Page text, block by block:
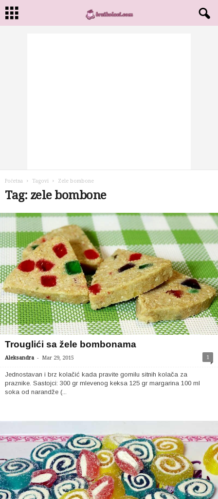
Početna Tagovi Zele bombone
Tag: zele bombone
Trouglići sa žele bombonama
Aleksandra - Mar 29, 2015 1
Jednostavan i brz kolačić kada pravite gomilu sitnih kolača za
praznike. Sastojci: 300 gr mlevenog keksa 125 gr margarina 100 ml
soka od narandže (...